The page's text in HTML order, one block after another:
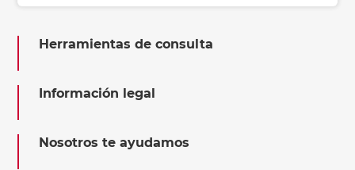
Herramientas de consulta
Información legal
Nosotros te ayudamos